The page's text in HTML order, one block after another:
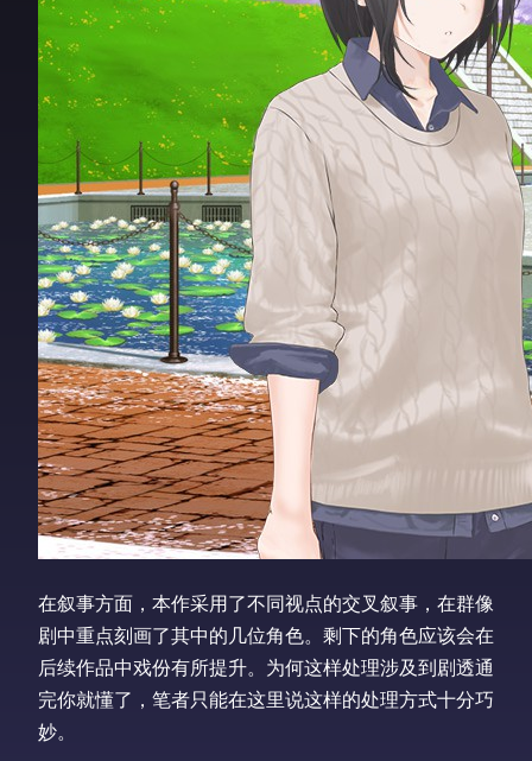
在叙事方面，本作采用了不同视点的交叉叙事，在群像
剧中重点刻画了其中的几位角色。剩下的角色应该会在
后续作品中戏份有所提升。为何这样处理涉及到剧透通
完你就懂了，笔者只能在这里说这样的处理方式十分巧
妙。